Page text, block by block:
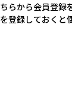
らから会員登録
登録しておくと